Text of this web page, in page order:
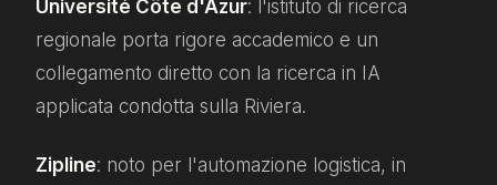
Université Côte d'Azur: l'istituto di ricerca
regionale porta rigore accademico e un
collegamento diretto con la ricerca in IA
applicata condotta sulla Riviera.
Zipline: noto per l'automazione logistica, in